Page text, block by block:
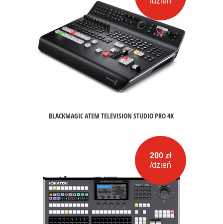
BLACKMAGIC ATEM TELEVISION STUDIO PRO 4K
200 zł
/dzień